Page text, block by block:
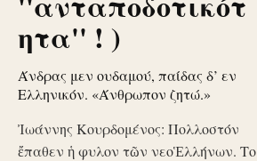
ητα'' ! )
Άνδρας μεν ουδαμού, παίδας δ’ εν
Ελληνικόν. «Άνθρωπον ζητώ.»
Ἰωάννης Κουρδομένος: Πολλοστόν
ἔπαθεν ἡ φυλον τῶν νεοἙλλήνων. Το